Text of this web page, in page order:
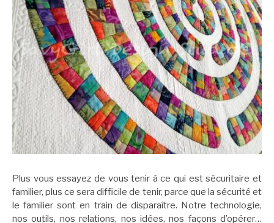
Plus vous essayez de vous tenir à ce qui est sécuritaire et
familier, plus ce sera difficile de tenir, parce que la sécurité et
le familier sont en train de disparaître. Notre technologie,
nos outils, nos relations, nos idées, nos façons d’opérer…